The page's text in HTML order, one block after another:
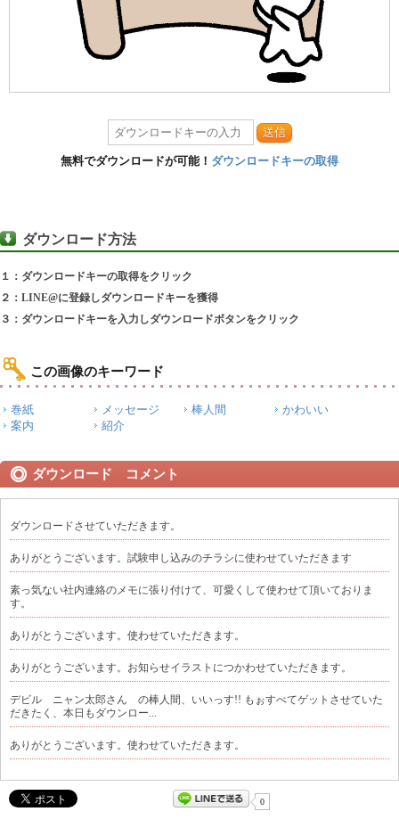
送信
無料でダウンロードが可能！ ダウンロードキーの取得
ダウンロード方法
１：ダウンロードキーの取得をクリック
２：LINE@に登録しダウンロードキーを獲得
３：ダウンロードキーを入力しダウンロードボタンをクリック
この画像のキーワード
巻紙 メッセージ 棒人間
かわいい
案内
紹介
ダウンロード コメント
ダウンロードさせていただきます。
ありがとうございます。試験申し込みのチラシに使わせていただきます
素っ気ない社内連絡のメモに張り付けて、可愛くして使わせて頂いておりま
す。
ありがとうございます。使わせていただきます。
ありがとうございます。お知らせイラストにつかわせていただきます。
デビル ニャン太郎さん の棒人間、いいっす!! もぉすべてゲットさせていた
だきたく、本日もダウンロー...
ありがとうございます。使わせていただきます。
0